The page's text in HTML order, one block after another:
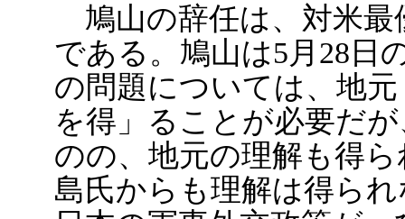
鳩山の辞任は、対米最
である。鳩山は5月28日
の問題については、地
を得」ることが必要だ
のの、地元の理解も得
島氏からも理解は得ら